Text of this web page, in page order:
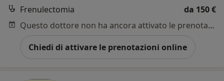
Frenulectomia
da 150 €
Questo dottore non ha ancora attivato le prenotazioni online presso questo indirizzo.
Chiedi di attivare le prenotazioni online